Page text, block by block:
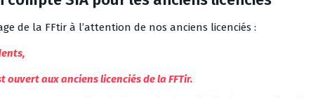
de la FFtir à l’attention de nos anciens licenciés :
ouvert aux anciens licenciés de la FFTir.